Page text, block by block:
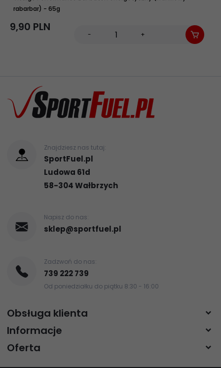
rabarbar) - 65g
9,90 PLN
- +
Znajdziesz nas tutaj:
SportFuel.pl
Ludowa 61d
58-304Wałbrzych
Napisz do nas:
sklep@sportfuel.pl
Zadzwoń do nas:
739 222 739
Od poniedziałku do piątku 8:30 - 16:00
Obsługa klienta
Informacje
Oferta